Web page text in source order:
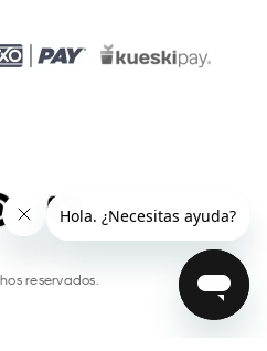
reservados.